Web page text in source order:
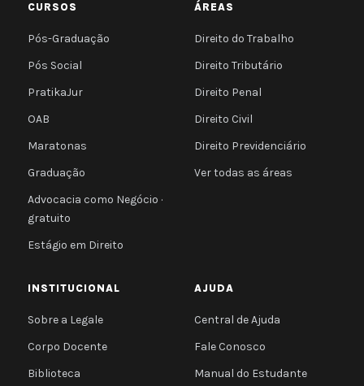
CURSOS
Pós-Graduação
Pós Social
PratikaJur
OAB
Maratonas
Graduação
Advocacia como Negócio ·
gratuito
Estágio em Direito
ÁREAS
Direito do Trabalho
Direito Tributário
Direito Penal
Direito Civil
Direito Previdenciário
Ver todas as áreas
INSTITUCIONAL
Sobre a Legale
Corpo Docente
Biblioteca
AJUDA
Central de Ajuda
Fale Conosco
Manual do Estudante